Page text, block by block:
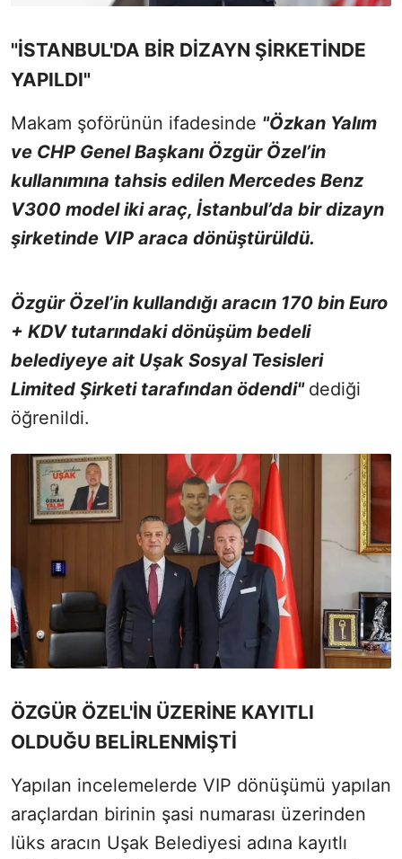
"İSTANBUL'DA BİR DİZAYN ŞİRKETİNDE
YAPILDI"
Makam şoförünün ifadesinde "Özkan Yalım
ve CHP Genel Başkanı Özgür Özel’in
kullanımına tahsis edilen Mercedes Benz
V300 model iki araç, İstanbul’da bir dizayn
şirketinde VIP araca dönüştürüldü.
Özgür Özel’in kullandığı aracın 170 bin Euro
+ KDV tutarındaki dönüşüm bedeli
belediyeye ait Uşak Sosyal Tesisleri
Limited Şirketi tarafından ödendi" dediği
öğrenildi.
ÖZGÜR ÖZEL'İN ÜZERİNE KAYITLI
OLDUĞU BELİRLENMİŞTİ
Yapılan incelemelerde VIP dönüşümü yapılan
araçlardan birinin şasi numarası üzerinden
lüks aracın Uşak Belediyesi adına kayıtlı